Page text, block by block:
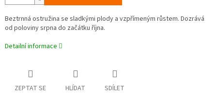
Beztrnná ostružina se sladkými plody a vzpřímeným růstem. Dozrává
od poloviny srpna do začátku října.
Detailní informace
ZEPTAT SE HLÍDAT SDÍLET